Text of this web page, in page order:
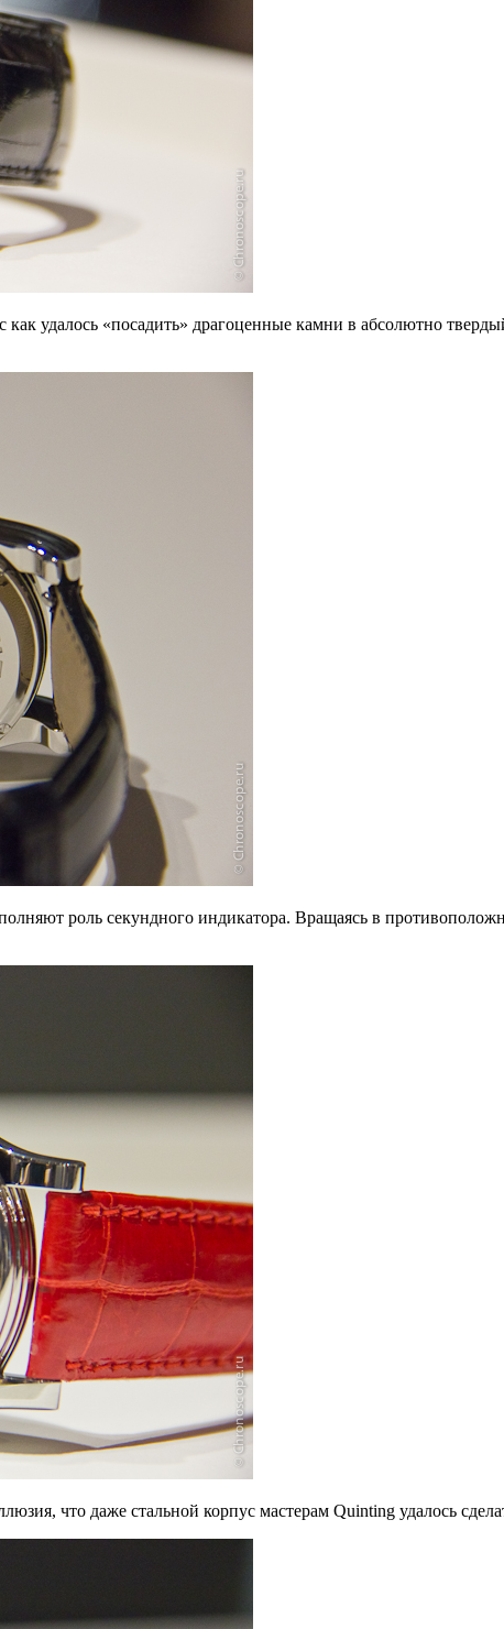
удалось «посадить» драгоценные камни в абсолютно
роль секундного индикатора. Вращаясь в
что даже стальной корпус мастерам Quinting удалось